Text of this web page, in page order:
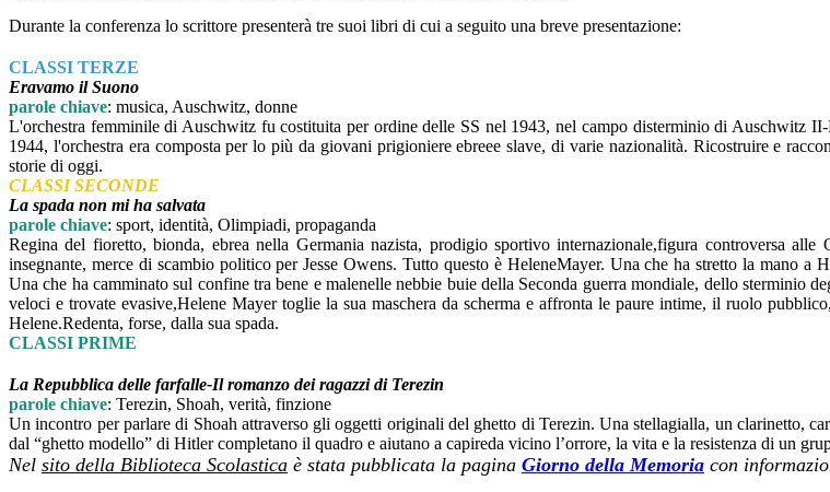
Durante la conferenza lo scrittore presenterà tre suoi libri di cui a seguito una breve presentazione:
CLASSI TERZE
Eravamo il Suono
parole chiave: musica, Auschwitz, donne
L'orchestra femminile di Auschwitz fu costituita per ordine delle SS nel 1943, nel campo disterminio di Auschwitz
1944, l'orchestra era composta per lo più da giovani prigioniere ebreee slave, di varie nazionalità. Ricostruire e
storie di oggi.
CLASSI SECONDE
La spada non mi ha salvata
parole chiave: sport, identità, Olimpiadi, propaganda
Regina del fioretto, bionda, ebrea nella Germania nazista, prodigio sportivo internazionale,figura controversa
insegnante, merce di scambio politico per Jesse Owens. Tutto questo è HeleneMayer. Una che ha stretto la mano a
Una che ha camminato sul confine tra bene e malenelle nebbie buie della Seconda guerra mondiale, dello
veloci e trovate evasive,Helene Mayer toglie la sua maschera da scherma e affronta le paure intime, il ruolo
Helene.Redenta, forse, dalla sua spada.
CLASSI PRIME
La Repubblica delle farfalle-Il romanzo dei ragazzi di Terezin
parole chiave: Terezin, Shoah, verità, finzione
Un incontro per parlare di Shoah attraverso gli oggetti originali del ghetto di Terezin. Una stellagialla, un clarinetto,
dal “ghetto modello” di Hitler completano il quadro e aiutano a capireda vicino l’orrore, la vita e la resistenza di un
Nel sito della Biblioteca Scolastica è stata pubblicata la pagina Giorno della Memoria con